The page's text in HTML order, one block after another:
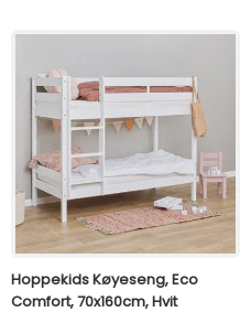
Hoppekids Køyeseng, Eco
Comfort, 70x160cm, Hvit